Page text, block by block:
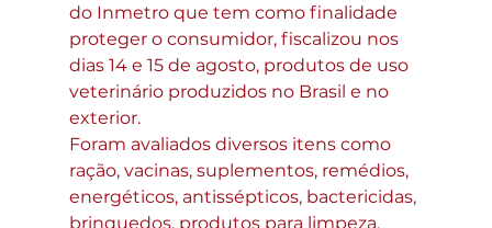
do Inmetro que tem como finalidade
proteger o consumidor, fiscalizou nos
dias 14 e 15 de agosto, produtos de uso
veterinário produzidos no Brasil e no
exterior.
Foram avaliados diversos itens como
ração, vacinas, suplementos, remédios,
energéticos, antissépticos, bactericidas,
brinquedos, produtos para limpeza,